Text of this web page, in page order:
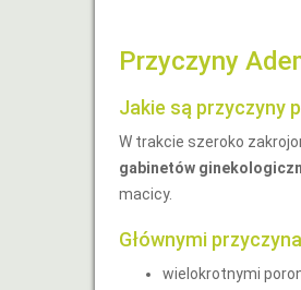
Przyczyny
Jakie są przyczyny
W trakcie szeroko
gabinetów
macicy.
Głównymi
wielokrotnymi